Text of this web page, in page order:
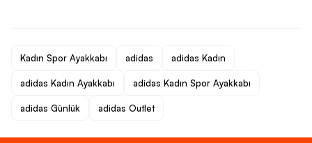
Kadın Spor Ayakkabı adidas adidas Kadın
adidas Kadın Ayakkabı adidas Kadın Spor Ayakkabı
adidas Günlük adidas Outlet